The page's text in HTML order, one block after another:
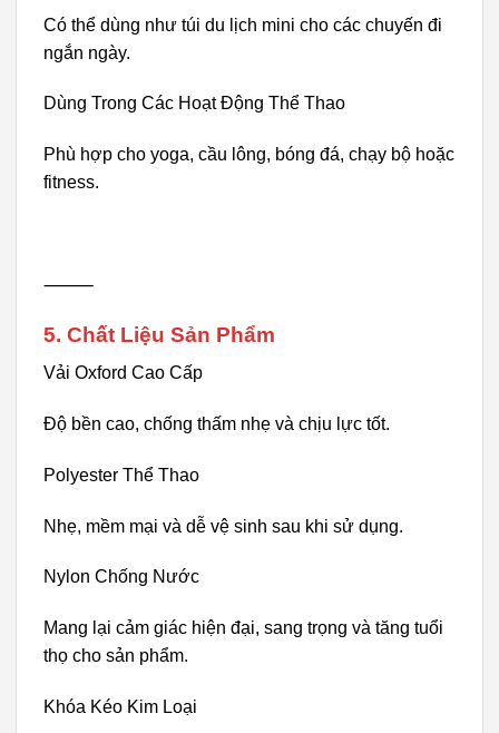
Có thể dùng như túi du lịch mini cho các chuyến đi
ngắn ngày.
Dùng Trong Các Hoạt Động Thể Thao
Phù hợp cho yoga, cầu lông, bóng đá, chạy bộ hoặc
fitness.
⸻
5. Chất Liệu Sản Phẩm
Vải Oxford Cao Cấp
Độ bền cao, chống thấm nhẹ và chịu lực tốt.
Polyester Thể Thao
Nhẹ, mềm mại và dễ vệ sinh sau khi sử dụng.
Nylon Chống Nước
Mang lại cảm giác hiện đại, sang trọng và tăng tuổi
thọ cho sản phẩm.
Khóa Kéo Kim Loại